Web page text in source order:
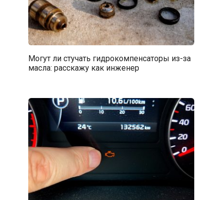
Могут ли стучать гидрокомпенсаторы из-за
масла: расскажу как инженер